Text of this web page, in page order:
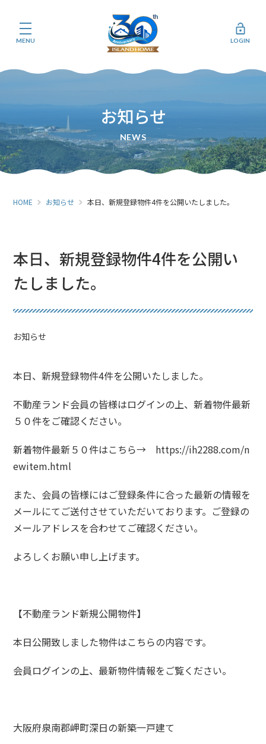
MENU LOGIN
お知らせ
HOME お知らせ 本日、新規登録物件4件を公開いたしました。
本日、新規登録物件4件を公開い
たしました。
お知らせ
本日、新規登録物件4件を公開いたしました。
不動産ランド会員の皆様はログインの上、新着物件最新
５０件をご確認ください。
新着物件最新５０件はこちら→ https://ih2288.com/n
ewitem.html
また、会員の皆様にはご登録条件に合った最新の情報を
メールにてご送付させていただいております。ご登録の
メールアドレスを合わせてご確認ください。
よろしくお願い申し上げます。
【不動産ランド新規公開物件】
本日公開致しました物件はこちらの内容です。
会員ログインの上、最新物件情報をご覧ください。
大阪府泉南郡岬町深日の新築一戸建て